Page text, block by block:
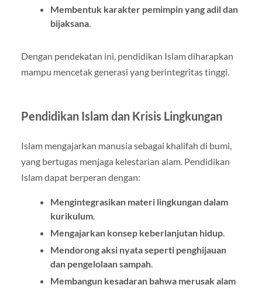
Membentuk karakter pemimpin yang adil dan
bijaksana.
Dengan pendekatan ini, pendidikan Islam diharapkan
mampu mencetak generasi yang berintegritas tinggi.
Pendidikan Islam dan Krisis Lingkungan
Islam mengajarkan manusia sebagai khalifah di bumi,
yang bertugas menjaga kelestarian alam. Pendidikan
Islam dapat berperan dengan:
Mengintegrasikan materi lingkungan dalam
kurikulum.
Mengajarkan konsep keberlanjutan hidup.
Mendorong aksi nyata seperti penghijauan
dan pengelolaan sampah.
Membangun kesadaran bahwa merusak alam